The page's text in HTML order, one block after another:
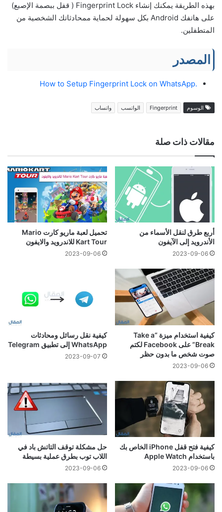
بهذه الطريقة يمكنك إنشاء Fingerprint Lock ( قفل ببصمة الإصبع)
على هاتفك Android بكل سهولة لحماية ممحادثاتك الشخصية من
المتطفلين.
المصدر
.How to Setup Fingerprint Lock on WhatsApp
الوسوم Fingerprint الواتسب واتساب
مقالات ذات صلة
أربع طرق لنقل الأسماء من
الأندرويد إلى الآيفون
2023-09-06
تحميل لعبة ماريو كارت Mario
Kart Tour للاندرويد والايفون
2023-09-06
كيفية استخدام ميزة “Take a
Break” على Facebook لكتم
صوت شخص ما بدون حظر
2023-09-06
كيفية نقل رسائل ومحادثات
WhatsApp إلى تطبيق Telegram
2023-09-07
كيفية فتح قفل iPhone الخاص بك
باستخدام Apple Watch
2023-09-06
حل مشكلة توقف التاتش باد في
اللاب توب بطرق عملية بسيطة
2023-09-06